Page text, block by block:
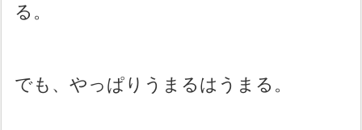
る。
でも、やっぱりうまるはうまる。